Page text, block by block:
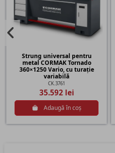
Strung universal pentru
metal CORMAK Tornado
360×1250 Vario, cu turație
variabilă
CK.3761
35.592 lei
Adaugă în coș